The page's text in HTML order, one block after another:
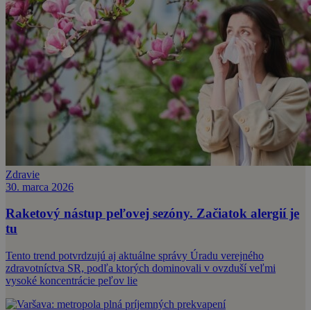
Zdravie
30. marca 2026
Raketový nástup peľovej sezóny. Začiatok alergií je
tu
Tento trend potvrdzujú aj aktuálne správy Úradu verejného
zdravotníctva SR, podľa ktorých dominovali v ovzduší veľmi
vysoké koncentrácie peľov lie